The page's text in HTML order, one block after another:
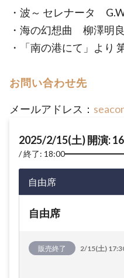
・波～ セレナータ
・海の幻想曲 柳澤明良
・「南の港にて」より
お問い合わせ先
メールアドレス：
2025/2/15(土) 開演:
終了: 18:00
自由席
自由席
販売終了 2/15(土)